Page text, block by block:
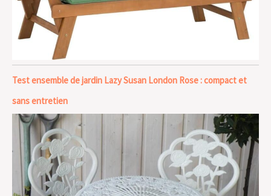
Test ensemble de jardin Lazy Susan London Rose : compact et
sans entretien